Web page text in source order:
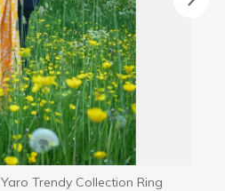
Yaro Trendy Collection Ring